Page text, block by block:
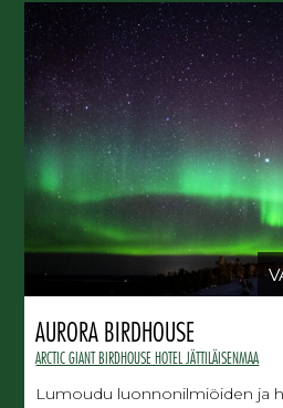
AURORA BIRDHOUSE
ARCTIC GIANT BIRDHOUSE HOTEL JÄTTILÄISENMAA
Lumoudu luonnonilmiöiden ja